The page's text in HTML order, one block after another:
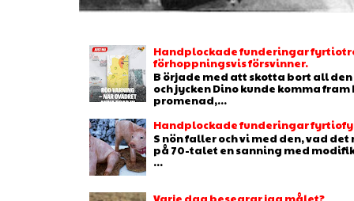
Handplockade funderingar
förhoppningsvis försvinner.
B örjade med att skotta bort all
och jycken Dino kunde komma
promenad,...
Handplockade funderingar
S nön faller och vi med den, vad
på 70-talet en sanning med
...